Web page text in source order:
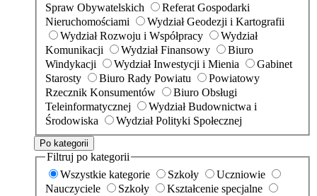
Spraw Obywatelskich
Referat Gospodarki
Nieruchomościami
Wydział Geodezji i Kartografii
Wydział Rozwoju i Współpracy
Wydział
Komunikacji
Wydział Finansowy
Biuro
Windykacji
Wydział Inwestycji i Mienia
Gabinet
Starosty
Biuro Rady Powiatu
Powiatowy
Rzecznik Konsumentów
Biuro Obsługi
Teleinformatycznej
Wydział Budownictwa i
Środowiska
Wydział Polityki Społecznej
Po kategorii
Filtruj po kategorii
Wszystkie kategorie
Szkoły
Uczniowie
Nauczyciele
Szkoły
Kształcenie specjalne